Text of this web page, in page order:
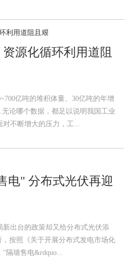
源化循环利用道阻
亿吨的堆积体量、30亿吨的年增
论哪个数据，都足以说明我国工业
对不断增大的压力，工...
电" 分布式光伏再迎
新出台的政策却又给分布式光伏添
按照《关于开展分布式发电市场化
"隔墙售电&rdquo...